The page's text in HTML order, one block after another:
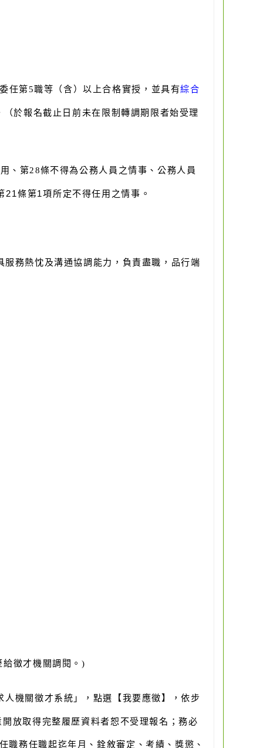
委任第5職等 （含）以上合格實授，並具有綜合
於報名截止日前未在限制轉調期限者始受理
、第28條不得為公務人員之情事、公務人員
條第1項所定不得任用之情事。
服務熱忱及溝通協調能力，負責盡職，品行端
徵才機關調閱。)
人機關徵才系統」，點選【我要應徵】，依步
放取得完整履歷資料者恕不受理報名；務必
職務任職起迄年月、銓敘審定、考績、獎懲、